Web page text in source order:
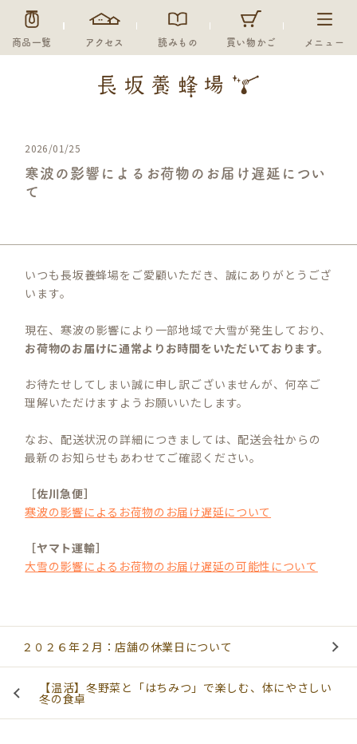
商品一覧 アクセス 読みもの 買い物かご メニュー
2026/01/25
寒波の影響によるお荷物のお届け遅延につい
て
いつも長坂養蜂場をご愛顧いただき、誠にありがとうござ
います。
現在、寒波の影響により一部地域で大雪が発生しており、
お荷物のお届けに通常よりお時間をいただいております。
お待たせしてしまい誠に申し訳ございませんが、何卒ご
理解いただけますようお願いいたします。
なお、配送状況の詳細につきましては、配送会社からの
最新のお知らせもあわせてご確認ください。
［佐川急便］
寒波の影響によるお荷物のお届け遅延について
［ヤマト運輸］
大雪の影響によるお荷物のお届け遅延の可能性について
２０２６年２月：店舗の休業日について
【温活】冬野菜と「はちみつ」で楽しむ、体にやさしい
冬の食卓